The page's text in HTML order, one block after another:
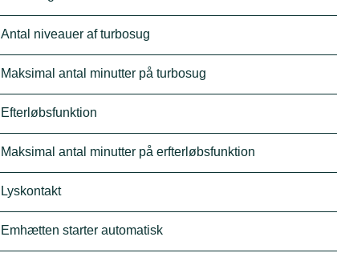
Antal niveauer af turbosug
Maksimal antal minutter på turbosug
Efterløbsfunktion
Maksimal antal minutter på erfterløbsfunktion
Lyskontakt
Emhætten starter automatisk